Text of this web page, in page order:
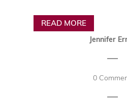
READ MORE
Jennifer
|
0
|